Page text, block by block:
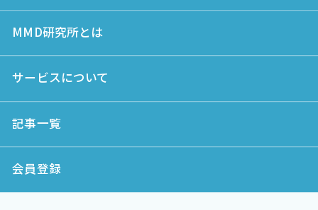
MMD研究所とは
サービスについて
記事一覧
会員登録